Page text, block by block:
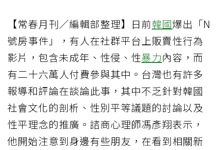
【常春月刊／編輯部整理】日前韓國爆出「N
號房事件」，有人在社群平台上販賣性行為
影片，包含未成年、性侵、性暴力內容，而
有二十六萬人付費參與其中。台灣也有許多
報導和評論在談論此事，其中不乏針對韓國
社會文化的剖析、性別平等議題的討論以及
性平理念的推廣。諮商心理師馮彥翔表示，
他開始注意到身邊有些朋友，在看到相關新